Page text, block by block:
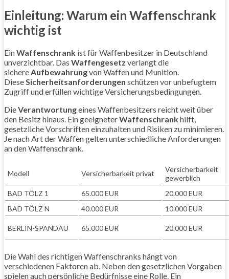
Einleitung: Warum ein Waffenschrank
wichtig ist
EinWaffenschrank ist für Waffenbesitzer in Deutschland
unverzichtbar. Das Waffengesetz verlangt die
sichere Aufbewahrungvon Waffen und Munition.
Diese Sicherheitsanforderungen schützen vor unbefugtem
Zugriff und erfüllen wichtige Versicherungsbedingungen.
DieVerantwortungeines Waffenbesitzers reicht weit über
den Besitz hinaus. Ein geeigneterWaffenschrankhilft,
gesetzliche Vorschriften einzuhalten und Risiken zu minimieren.
Je nach Art der Waffen gelten unterschiedliche Anforderungen
an den Waffenschrank.
Modell Versicherbarkeit privat
Versicherbarkeit
gewerblich
BAD TÖLZ 1
65.000 EUR
20.000 EUR
BAD TÖLZ N
40.000 EUR 10.000 EUR
BERLIN-SPANDAU 65.000 EUR 20.000 EUR
Die Wahl des richtigen Waffenschranks hängt von
verschiedenen Faktoren ab. Neben den gesetzlichen Vorgaben
spielen auch persönliche Bedürfnisse eine Rolle. Ein